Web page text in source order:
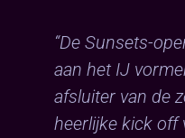
“De Sunsets-
aan het IJ
afsluiter van de
heerlijke kick off